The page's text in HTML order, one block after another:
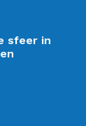
sfeer in